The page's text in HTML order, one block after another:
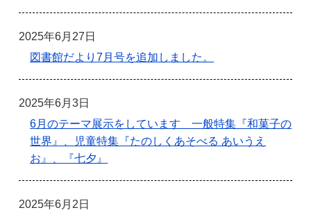
2025年6月27日
図書館だより7月号を追加しました。
2025年6月3日
6月のテーマ展示をしています 一般特集『和菓子の
世界』、児童特集『たのしくあそべる あいうえ
お』、『七夕』
2025年6月2日